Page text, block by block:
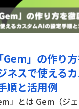
」の作り
ネスで使える
順と活用例
」とは Gem（ジ